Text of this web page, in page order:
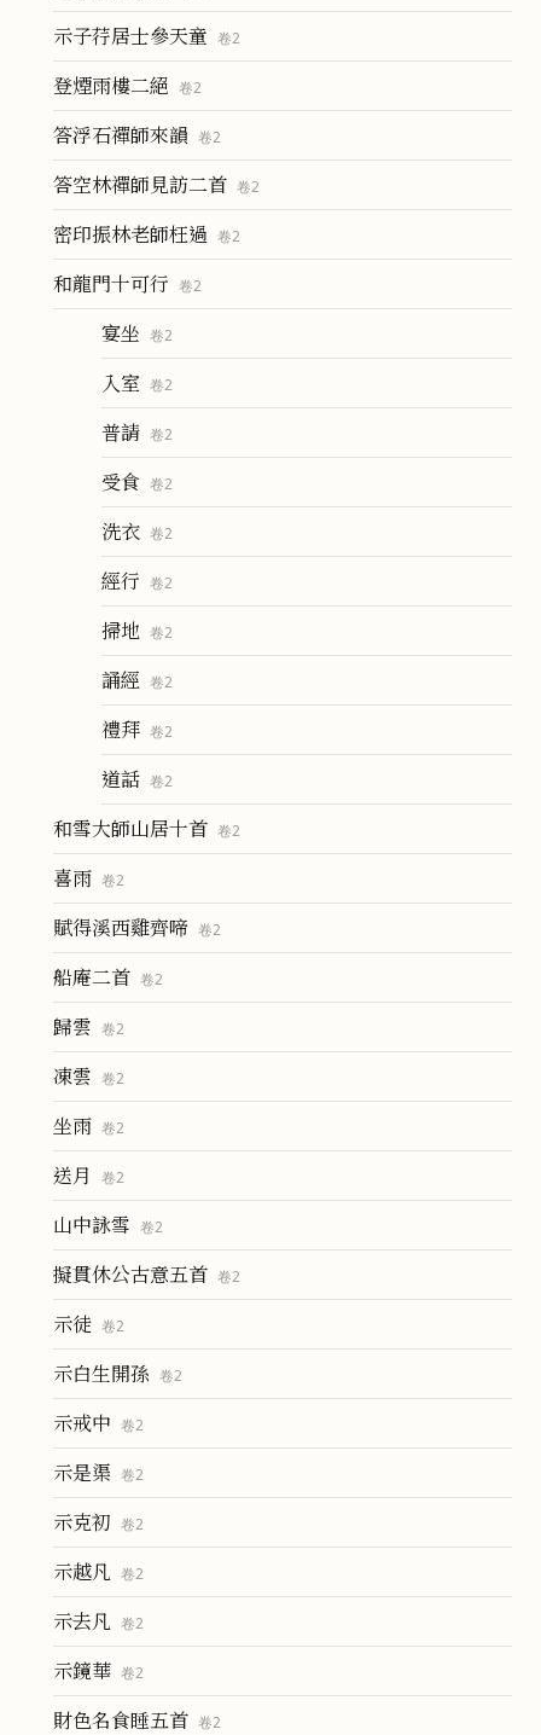
示子荇居士參天童 卷2
登煙雨樓二絕 卷2
答浮石禪師來韻 卷2
答空林禪師見訪二首 卷2
密印振林老師枉過 卷2
和龍門十可行 卷2
宴坐 卷2
入室 卷2
普請 卷2
受食 卷2
洗衣 卷2
經行 卷2
掃地 卷2
誦經 卷2
禮拜 卷2
道話 卷2
和雪大師山居十首 卷2
喜雨 卷2
賦得溪西雞齊啼 卷2
船庵二首 卷2
歸雲 卷2
凍雲 卷2
坐雨 卷2
送月 卷2
山中詠雪 卷2
擬貫休公古意五首 卷2
示徒 卷2
示白生開孫 卷2
示戒中 卷2
示是渠 卷2
示克初 卷2
示越凡 卷2
示去凡 卷2
示鏡華 卷2
財色名食睡五首 卷2